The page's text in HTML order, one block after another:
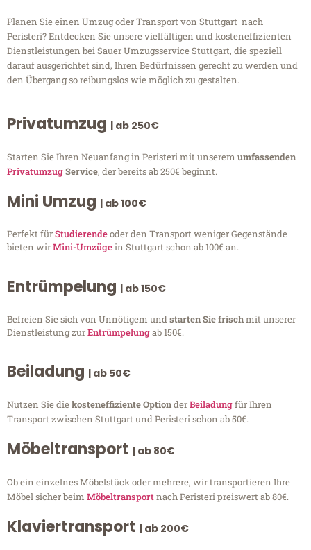
Planen Sie einen Umzug oder Transport von Stuttgart nach
Peristeri? Entdecken Sie unsere vielfältigen und kosteneffizienten
Dienstleistungen bei Sauer Umzugsservice Stuttgart, die speziell
darauf ausgerichtet sind, Ihren Bedürfnissen gerecht zu werden und
den Übergang so reibungslos wie möglich zu gestalten.
Privatumzug | ab 250€
Starten Sie Ihren Neuanfang in Peristeri mit unserem umfassenden
PrivatumzugService, der bereits ab 250€ beginnt.
Mini Umzug | ab 100€
Perfekt fürStudierendeoder den Transport weniger Gegenstände
bieten wirMini-Umzügein Stuttgart schon ab 100€ an.
Entrümpelung | ab 150€
Befreien Sie sich von Unnötigem undstarten Sie frischmit unserer
Dienstleistung zurEntrümpelungab 150€.
Beiladung | ab 50€
Nutzen Sie diekosteneffiziente OptionderBeiladungfür Ihren
Transport zwischen Stuttgart und Peristeri schon ab 50€.
Möbeltransport | ab 80€
Ob ein einzelnes Möbelstück oder mehrere, wir transportieren Ihre
Möbel sicher beim Möbeltransportnach Peristeri preiswert ab 80€.
Klaviertransport | ab 200€